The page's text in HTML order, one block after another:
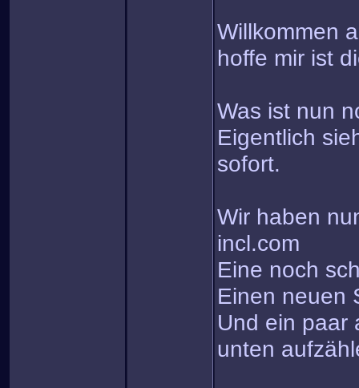
Willkommen
hoffe mir ist
Was ist nun
Eigentlich
sofort.
Wir haben
incl.com
Eine noch
Einen neuen
Und ein paar
unten